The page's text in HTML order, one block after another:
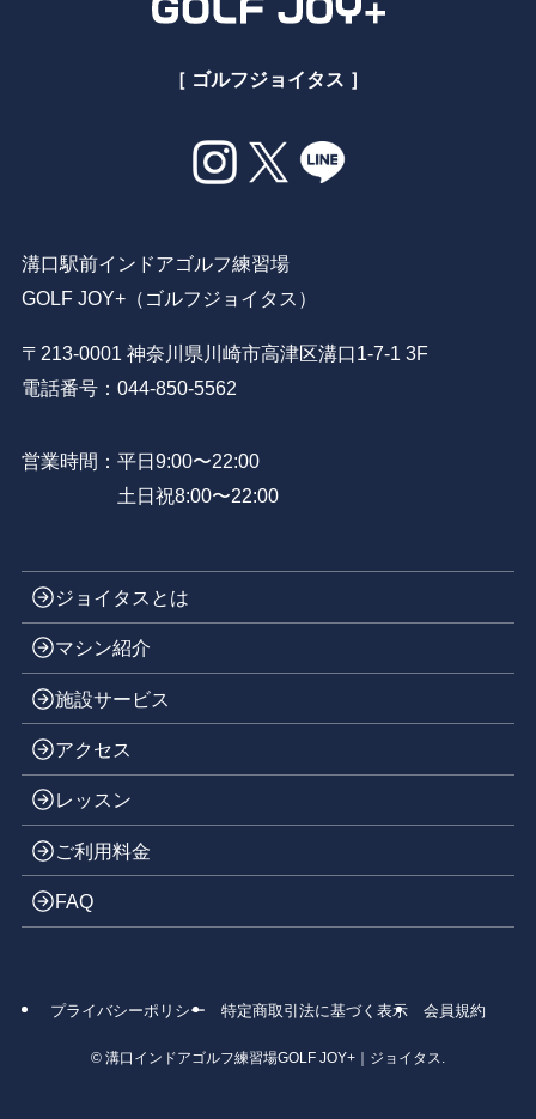
［ ゴルフジョイタス ］
溝口駅前インドアゴルフ練習場
GOLF JOY+（ゴルフジョイタス）
〒213-0001 神奈川県川崎市高津区溝口1-7-1 3F
電話番号：044-850-5562
営業時間：平日9:00〜22:00
土日祝8:00〜22:00
ジョイタスとは
マシン紹介
施設サービス
アクセス
レッスン
ご利用料金
FAQ
プライバシーポリシー 特定商取引法に基づく表示 会員規約
© 溝口インドアゴルフ練習場GOLF JOY+｜ジョイタス.